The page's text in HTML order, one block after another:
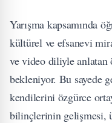
Yarışma kapsamında
kültürel ve efsanevi
ve video diliyle anlatan
bekleniyor. Bu sayede
kendilerini özgürce
bilinçlerinin gelişmesi,